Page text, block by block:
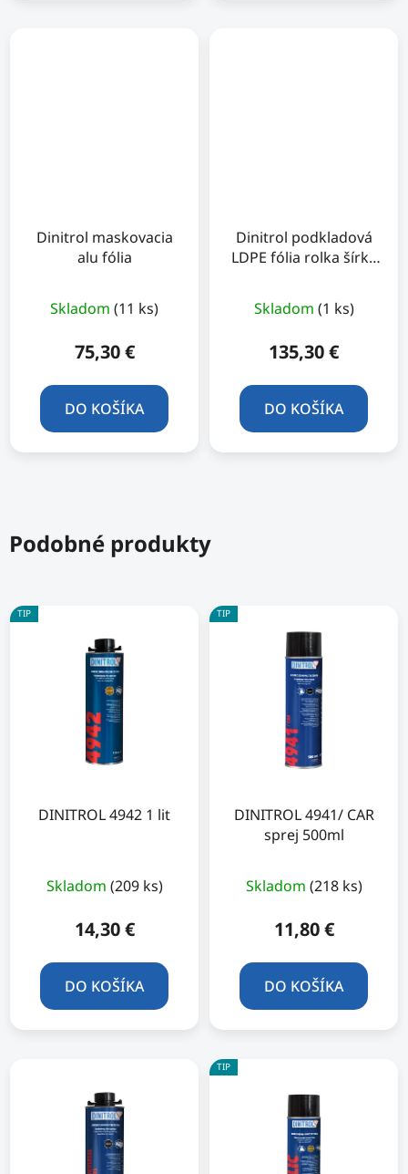
Dinitrol maskovacia
alu fólia
Skladom (11 ks)
75,30 €
DO KOŠÍKA
Dinitrol podkladová
LDPE fólia rolka šírka
Skladom (1 ks)
135,30 €
DO KOŠÍKA
Podobné produkty
TIP
DINITROL 4942 1 lit
hodnotenie
produktu
5,0
z
Skladom (209 ks)
14,30 €
DO KOŠÍKA
TIP
DINITROL 4941/ CAR
sprej 500ml
Skladom (218 ks)
11,80 €
DO KOŠÍKA
TIP